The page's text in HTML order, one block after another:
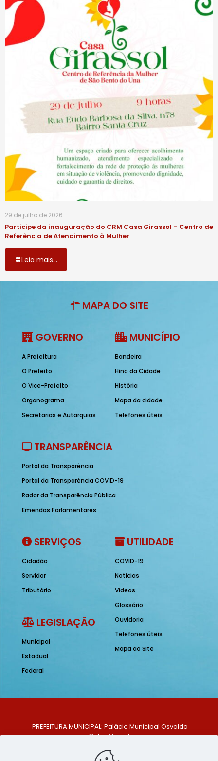
29 de julho de 2026
Participe da inauguração do CRM Casa Girassol – Centro de
Referência de Atendimento à Mulher
Leia mais...
MAPA DO SITE
GOVERNO
A Prefeitura
O Prefeito
O Vice-Prefeito
Organograma
Secretarias e Autarquias
MUNICÍPIO
Bandeira
Hino da Cidade
História
Mapa da cidade
Telefones úteis
TRANSPARÊNCIA
Portal da Transparência
Portal da Transparência COVID-19
Radar da Transparência Pública
Emendas Parlamentares
SERVIÇOS
Cidadão
Servidor
Tributário
LEGISLAÇÃO
Municipal
Estadual
Federal
UTILIDADE
COVID-19
Notícias
Vídeos
Glossário
Ouvidoria
Telefones úteis
Mapa do Site
PREFEITURA MUNICIPAL: Palácio Municipal Osvaldo
Celso Maciel
Centro, São Bento do Una - PE. CEP: 553370-128